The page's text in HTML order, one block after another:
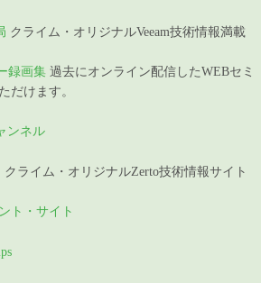
クライム・オリジナルVeeam技術情報満載
録画集 過去にオンライン配信したWEBセミ
だけます。
ンネル
クライム・オリジナルZerto技術情報サイト
ト・サイト